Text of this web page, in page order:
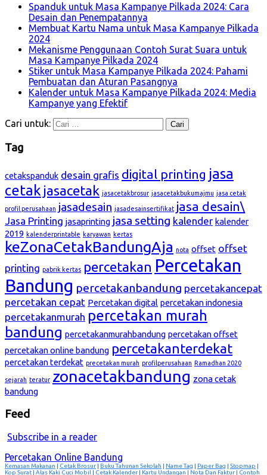
Spanduk untuk Masa Kampanye Pilkada 2024: Cara
Desain dan Penempatannya
Membuat Kartu Nama untuk Masa Kampanye Pilkada
2024
Mekanisme Penggunaan Contoh Surat Suara untuk
Masa Kampanye Pilkada 2024
Stiker untuk Masa Kampanye Pilkada 2024: Pahami
Pembuatan dan Aturan Pasangnya
Kalender untuk Masa Kampanye Pilkada 2024: Media
Kampanye yang Efektif
Cari untuk:
Tag
cetakspanduk desain grafis digital printing jasa
cetak jasacetak jasacetakbrosur jasacetakbukumajmu jasa cetak
profil perusahaan jasadesain jasadesainsertifikat jasa desain\
Jasa Printing jasaprinting jasa setting kalender kalender
2019 kalenderprintable karyawan kertas
keZonaCetakBandungAja nota offset offset
printing pabrik kertas percetakan Percetakan
Bandung percetakanbandung percetakancepat
percetakan cepat Percetakan digital percetakan indonesia
percetakanmurah percetakan murah
bandung percetakanmurahbandung percetakan offset
percetakan online bandung percetakanterdekat
percetakan terdekat precetakan murah profilperusahaan Ramadhan 2020
sejarah teratur zonacetakbandung zona cetak
bandung
Feed
Subscribe in a reader
Percetakan Online Bandung
Kemasan Makanan Cetak Brosur Buku Tahunan Sekolah Name Tag Paper Bag Stopmap
Kop Surat
Alas Kaki Cuci Mobil Cetak Kalender Kartu Undangan Nota Dan Faktur Contoh